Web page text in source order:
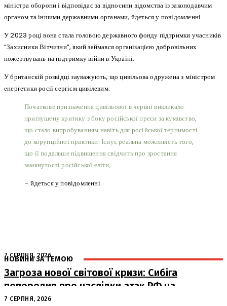
міністра оборони і відповідає за відносини відомства із законодавчим
органом та іншими державними органами, йдеться у повідомленні.
У 2023 році вона стала головою державного фонду підтримки учасників
“Захисники Вітчизни”, який займався організацією добровільних
пожертвувань на підтримку війни в Україні.
У британскій розвідці зауважують, що цивільова одружена з міністром
енергетики росії сергієм цивілевим.
Початкове призначення цивільової в червні викликало
приглушену критику з боку російської преси за кумівство,
що стало випробуванням навіть для російської терпимості
до корупційної практики. Існує реальна можливість того,
що її подальше підвищення свідчить про зростання
замкнутості російської еліти,
– йдеться у повідомленні.
НОВИНИ ЗА ТЕМОЮ
7 СЕРПНЯ, 2026
Загроза нової світової кризи: Сибіга
попередив про наслідки атак РФ на
судна
7 СЕРПНЯ, 2026